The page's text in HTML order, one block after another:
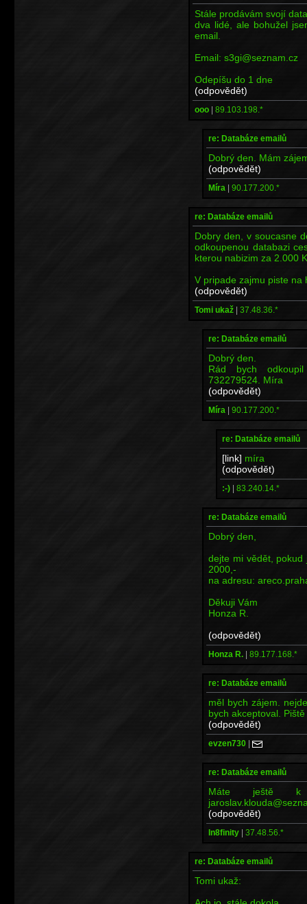
Stále prodávám svojí
dva lidé, ale bohužel
email.
Email: s3gi@seznam.cz
Odepíšu do 1 dne
(odpovědět)
ooo | 89.103.198.*
re: Databáze emailů
Dobrý den. Mám
(odpovědět)
Míra | 90.177.200.*
re: Databáze emailů
Dobry den, v soucasne
odkoupenou databazi
kterou nabizim za 2.000
V pripade zajmu piste na
(odpovědět)
Tomi ukaž | 37.48.36.*
re: Databáze emailů
Dobrý den.
Rád bych
732279524. Míra
(odpovědět)
Míra | 90.177.200.*
re: Databáze emailů
[link] míra
(odpovědět)
:-) | 83.240.14.*
re: Databáze emailů
Dobrý den,
dejte mi vědět,
2000,-
na adresu:
Děkuji Vám
Honza R.
(odpovědět)
Honza R. | 89.177.168.*
re: Databáze emailů
měl bych zájem.
bych akceptoval.
(odpovědět)
evzen730 |
re: Databáze emailů
Máte ještě k
(odpovědět)
In8finity | 37.48.56.*
re: Databáze emailů
Tomi ukaž: